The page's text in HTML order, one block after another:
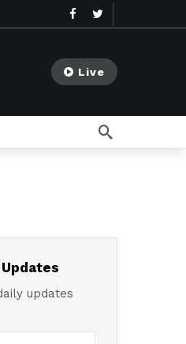
Live
updates